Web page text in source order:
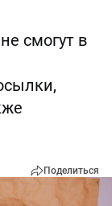
смогут в
Поделиться